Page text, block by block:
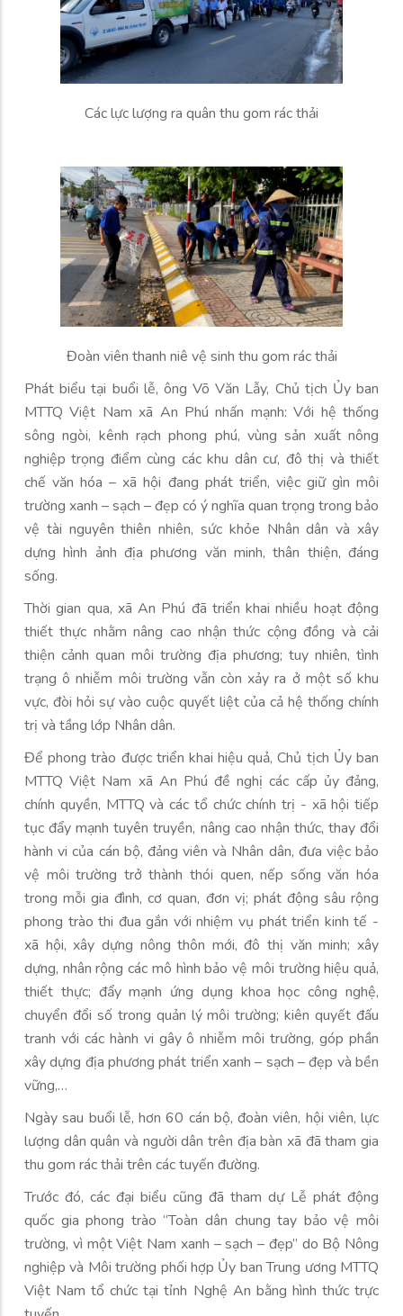
Các lực lượng ra quân thu gom rác thải
Đoàn viên thanh niê vệ sinh thu gom rác thải
Phát biểu tại buổi lễ, ông Võ Văn Lẫy, Chủ tịch Ủy ban
MTTQ Việt Nam xã An Phú nhấn mạnh: Với hệ thống
sông ngòi, kênh rạch phong phú, vùng sản xuất nông
nghiệp trọng điểm cùng các khu dân cư, đô thị và thiết
chế văn hóa – xã hội đang phát triển, việc giữ gìn môi
trường xanh – sạch – đẹp có ý nghĩa quan trọng trong bảo
vệ tài nguyên thiên nhiên, sức khỏe Nhân dân và xây
dựng hình ảnh địa phương văn minh, thân thiện, đáng
sống.
Thời gian qua, xã An Phú đã triển khai nhiều hoạt động
thiết thực nhằm nâng cao nhận thức cộng đồng và cải
thiện cảnh quan môi trường địa phương; tuy nhiên, tình
trạng ô nhiễm môi trường vẫn còn xảy ra ở một số khu
vực, đòi hỏi sự vào cuộc quyết liệt của cả hệ thống chính
trị và tầng lớp Nhân dân.
Để phong trào được triển khai hiệu quả, Chủ tịch Ủy ban
MTTQ Việt Nam xã An Phú đề nghị các cấp ủy đảng,
chính quyền, MTTQ và các tổ chức chính trị - xã hội tiếp
tục đẩy mạnh tuyên truyền, nâng cao nhận thức, thay đổi
hành vi của cán bộ, đảng viên và Nhân dân, đưa việc bảo
vệ môi trường trở thành thói quen, nếp sống văn hóa
trong mỗi gia đình, cơ quan, đơn vị; phát động sâu rộng
phong trào thi đua gắn với nhiệm vụ phát triển kinh tế -
xã hội, xây dựng nông thôn mới, đô thị văn minh; xây
dựng, nhân rộng các mô hình bảo vệ môi trường hiệu quả,
thiết thực; đẩy mạnh ứng dụng khoa học công nghệ,
chuyển đổi số trong quản lý môi trường; kiên quyết đấu
tranh với các hành vi gây ô nhiễm môi trường, góp phần
xây dựng địa phương phát triển xanh – sạch – đẹp và bền
vững,…
Ngày sau buổi lễ, hơn 60 cán bộ, đoàn viên, hội viên, lực
lượng dân quân và người dân trên địa bàn xã đã tham gia
thu gom rác thải trên các tuyến đường.
Trước đó, các đại biểu cũng đã tham dự Lễ phát động
quốc gia phong trào “Toàn dân chung tay bảo vệ môi
trường, vì một Việt Nam xanh – sạch – đẹp” do Bộ Nông
nghiệp và Môi trường phối hợp Ủy ban Trung ương MTTQ
Việt Nam tổ chức tại tỉnh Nghệ An bằng hình thức trực